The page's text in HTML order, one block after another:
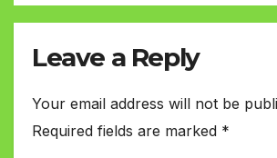
Leave a Reply
Your email address will not be
Required fields are marked *